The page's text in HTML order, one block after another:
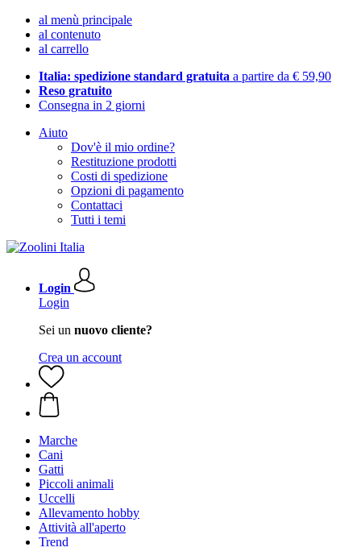
al menù principale
al contenuto
al carrello
Italia: spedizione standard gratuita a partire da € 59,90
Reso gratuito
Consegna in 2 giorni
Aiuto
Dov'è il mio ordine?
Restituzione prodotti
Costi di spedizione
Opzioni di pagamento
Contattaci
Tutti i temi
Login
Login
Sei un nuovo cliente?
Crea un account
Marche
Cani
Gatti
Piccoli animali
Uccelli
Allevamento hobby
Attività all'aperto
Trend